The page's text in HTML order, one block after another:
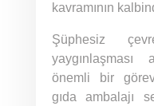
kavramının
Şüphesiz
yaygınlaşması
önemli bir
gıda ambalajı